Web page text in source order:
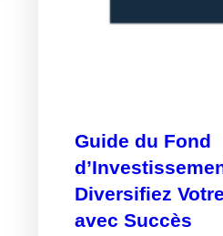
Guide du Fond
Diversifiez
avec Succès